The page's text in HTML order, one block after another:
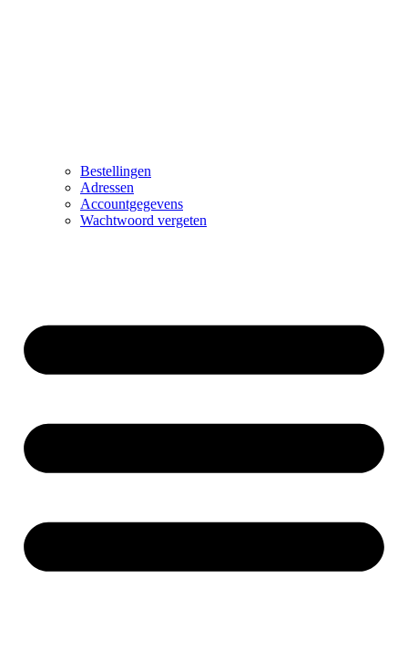
Bestellingen
Adressen
Accountgegevens
Wachtwoord vergeten